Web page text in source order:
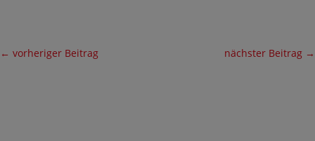
← vorheriger Beitrag nächster Beitrag →